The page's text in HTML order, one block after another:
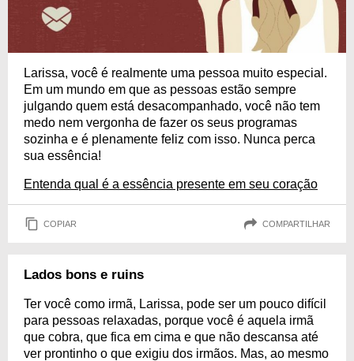
Larissa, você é realmente uma pessoa muito especial.
Em um mundo em que as pessoas estão sempre
julgando quem está desacompanhado, você não tem
medo nem vergonha de fazer os seus programas
sozinha e é plenamente feliz com isso. Nunca perca
sua essência!
Entenda qual é a essência presente em seu coração
COPIAR COMPARTILHAR
Lados bons e ruins
Ter você como irmã, Larissa, pode ser um pouco difícil
para pessoas relaxadas, porque você é aquela irmã
que cobra, que fica em cima e que não descansa até
ver prontinho o que exigiu dos irmãos. Mas, ao mesmo